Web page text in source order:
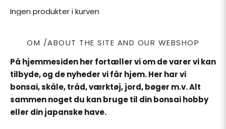
Ingen produkter i kurven
OM /ABOUT THE SITE AND OUR WEBSHOP
På hjemmesiden her fortæller vi om de varer vi kan
tilbyde, og de nyheder vi får hjem. Her har vi
bonsai, skåle, tråd, værktøj, jord, bøger m.v. Alt
sammen noget du kan bruge til din bonsai hobby
eller din japanske have.